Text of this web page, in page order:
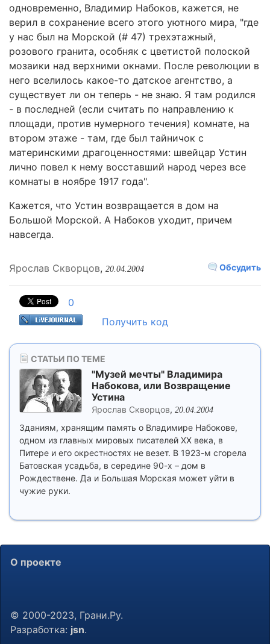
одновременно, Владимир Набоков, кажется, не
верил в сохранение всего этого уютного мира, "где
у нас был на Морской (# 47) трехэтажный,
розового гранита, особняк с цветистой полоской
мозаики над верхними окнами. После революции в
него вселилось какое-то датское агентство, а
существует ли он теперь - не знаю. Я там родился
- в последней (если считать по направлению к
площади, против нумерного течения) комнате, на
втором этаже - там, где был тайничок с
материнскими драгоценностями: швейцар Устин
лично повел к нему восставший народ через все
комнаты в ноябре 1917 года".
Кажется, что Устин возвращается в дом на
Большой Морской. А Набоков уходит, причем
навсегда.
Обсудить
Ярослав Скворцов, 20.04.2004
0
Получить код
СТАТЬИ ПО ТЕМЕ
"Музей мечты" Владимира
Набокова, или Возвращение
Устина
Ярослав Скворцов, 20.04.2004
Зданиям, хранящим память о Владимире Набокове,
одном из главных мировых писателей XX века, в
Питере и его окрестностях не везет. В 1923-м сгорела
Батовская усадьба, в середине 90-х – дом в
Рождествене. Да и Большая Морская может уйти в
чужие руки.
О проекте
© 2000-2023, Грани.Ру.
Разработка: jsn.